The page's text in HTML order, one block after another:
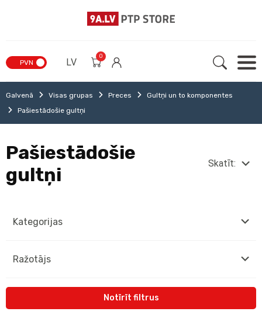
PVN LV
0
Galvenā Visas grupas Preces
Gultņi un to komponentes
Pašiestādošie gultņi
Kategorijas
Ražotājs
Notīrīt filtrus
Pašiestādošie
gultņi
Skatīt: